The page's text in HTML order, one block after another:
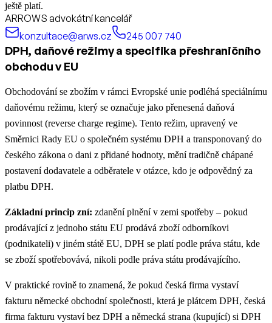
ještě platí.
ARROWS advokátní kancelář
konzultace@arws.cz
245 007 740
DPH, daňové režimy a specifika přeshraničního
obchodu v EU
Obchodování se zbožím v rámci Evropské unie podléhá speciálnímu
daňovému režimu, který se označuje jako přenesená daňová
povinnost (reverse charge regime). Tento režim, upravený ve
Směrnici Rady EU o společném systému DPH a transponovaný do
českého zákona o dani z přidané hodnoty, mění tradičně chápané
postavení dodavatele a odběratele v otázce, kdo je odpovědný za
platbu DPH.
Základní princip zní: zdanění plnění v zemi spotřeby – pokud
prodávající z jednoho státu EU prodává zboží odborníkovi
(podnikateli) v jiném státě EU, DPH se platí podle práva státu, kde
se zboží spotřebovává, nikoli podle práva státu prodávajícího.
V praktické rovině to znamená, že pokud česká firma vystaví
fakturu německé obchodní společnosti, která je plátcem DPH, česká
firma fakturu vystaví bez DPH a německá strana (kupující) si DPH